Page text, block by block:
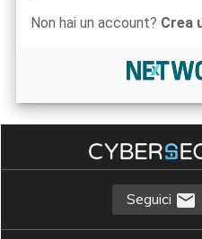
Non hai un account? Crea
Seguici